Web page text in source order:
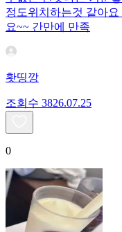
정도위치하는것 같아
요~~ 간만에 만족
홧띵깡
조회수 3826.07.25
0